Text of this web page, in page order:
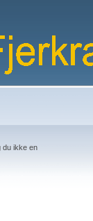
du ikke en